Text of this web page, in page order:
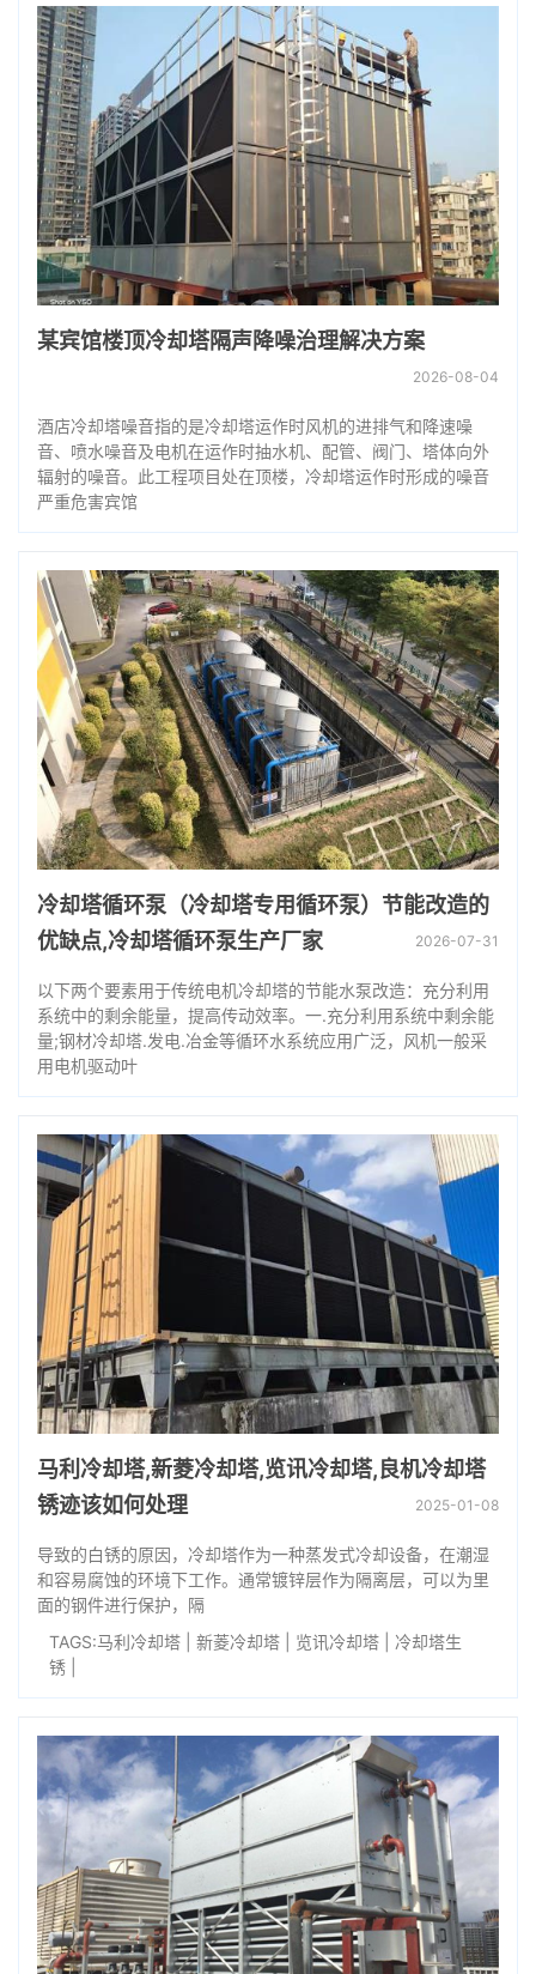
某宾馆楼顶冷却塔隔声降噪治理解决方案
2026-08-04
酒店冷却塔噪音指的是冷却塔运作时风机的进排气和降速噪
音、喷水噪音及电机在运作时抽水机、配管、阀门、塔体向外
辐射的噪音。此工程项目处在顶楼，冷却塔运作时形成的噪音
严重危害宾馆
冷却塔循环泵（冷却塔专用循环泵）节能改造的
优缺点,冷却塔循环泵生产厂家
2026-07-31
以下两个要素用于传统电机冷却塔的节能水泵改造：充分利用
系统中的剩余能量，提高传动效率。一.充分利用系统中剩余能
量;钢材冷却塔.发电.冶金等循环水系统应用广泛，风机一般采
用电机驱动叶
马利冷却塔,新菱冷却塔,览讯冷却塔,良机冷却塔
锈迹该如何处理
2025-01-08
导致的白锈的原因，冷却塔作为一种蒸发式冷却设备，在潮湿
和容易腐蚀的环境下工作。通常镀锌层作为隔离层，可以为里
面的钢件进行保护，隔
TAGS:马利冷却塔 新菱冷却塔 览讯冷却塔
冷却塔生
锈